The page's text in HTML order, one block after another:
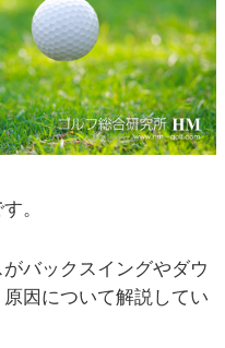
。
バックスイングやダウ
因について解説してい